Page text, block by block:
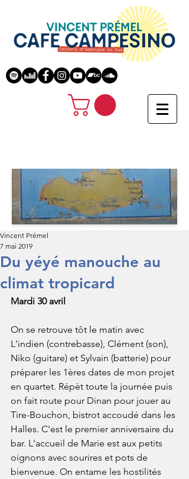
Du yéyé manouche au
climat tropicard
Vincent Prémel
7 mai 2019
Mardi 30 avril
On se retrouve tôt le matin avec
L'indien (contrebasse), Clément (son),
Niko (guitare) et Sylvain (batterie) pour
préparer les 1ères dates de mon projet
en quartet. Répèt toute la journée puis
on fait route pour Dinan pour jouer au
Tire-Bouchon, bistrot accoudé dans les
Halles. C'est le premier anniversaire du
bar. L'accueil de Marie est aux petits
oignons avec sourires et pots de
bienvenue. On entame les hostilités